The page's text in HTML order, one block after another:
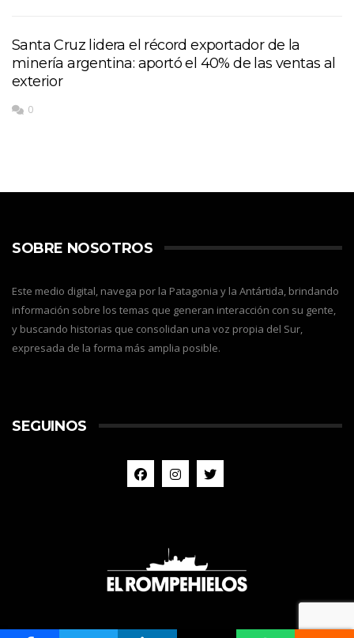
Santa Cruz lidera el récord exportador de la
minería argentina: aportó el 40% de las ventas al
exterior
0
SOBRE NOSOTROS
Este medio digital, navega por la Patagonia y la Antártida, brindando
información sobre los temas que generan interacción con su gente,
y buscando historias que consolidan una voz propia del Sur,
expresada de la forma más amplia posible.
SEGUINOS